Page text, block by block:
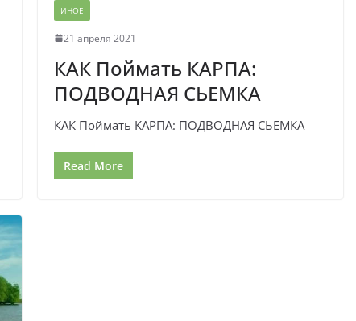
ИНОЕ
21 апреля 2021
КАК Поймать КАРПА:
ПОДВОДНАЯ СЬЕМКА
КАК Поймать КАРПА: ПОДВОДНАЯ СЬЕМКА
Read More